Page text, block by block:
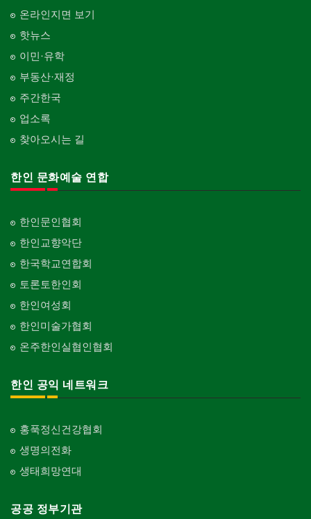
온라인지면 보기
핫뉴스
이민·유학
부동산·재정
주간한국
업소록
찾아오시는 길
한인 문화예술 연합
한인문인협회
한인교향악단
한국학교연합회
토론토한인회
한인여성회
한인미술가협회
온주한인실협인협회
한인 공익 네트워크
홍푹정신건강협회
생명의전화
생태희망연대
공공 정부기관